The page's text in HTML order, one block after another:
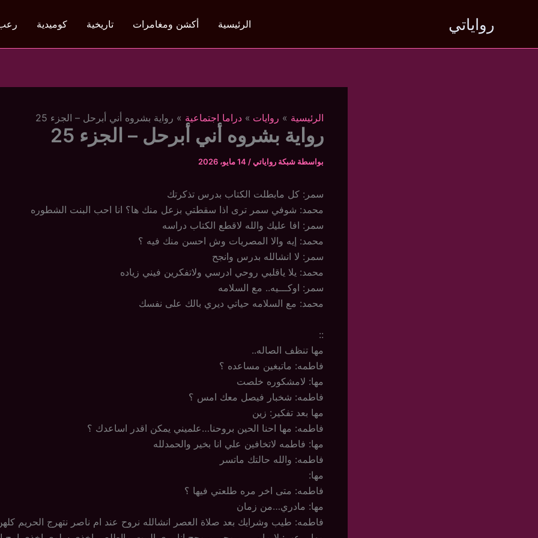
رواياتي الرئيسية أكشن ومغامرات تاريخية كوميدية
الرئيسية روايات دراما اجتماعية رواية بشروه أني أبرحل – الجزء 25
رواية بشروه أني أبرحل – الجزء 25
بواسطة شبكة رواياتي/ 14 مايو، 2026
سمر: كل مابطلت الكتاب بدرس تذكرتك
محمد: شوفي سمر ترى اذا سقطتي بزعل منك ها؟ انا احب البنت الشطوره
سمر: افا عليك والله لاقطع الكتاب دراسه
محمد: إيه والا المصريات وش احسن منك فيه ؟
سمر: لا انشالله بدرس وانجح
محمد: يلا ياقلبي روحي ادرسي ولاتفكرين فيني زياده
سمر: اوكـــيه.. مع السلامه
محمد: مع السلامه حياتي ديري بالك على نفسك
::
مها تنظف الصاله..
فاطمه: ماتبغين مساعده ؟
مها: لامشكوره خلصت
فاطمه: شخبار فيصل معك امس ؟
مها بعد تفكير: زين
فاطمه: مها احنا الحين بروحنا…علميني يمكن اقدر اساعدك ؟
مها: فاطمه لاتخافين علي انا بخير والحمدلله
فاطمه: والله حالتك ماتسر
مها:
فاطمه: متى اخر مره طلعتي فيها ؟
مها: مادري…من زمان
فاطمه: طيب وشرايك بعد صلاة العصر انشالله نروح عند ام ناصر نتهرج الحريم